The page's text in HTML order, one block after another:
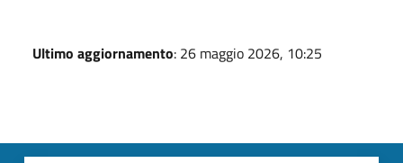
Ultimo aggiornamento: 26 maggio 2026, 10:25